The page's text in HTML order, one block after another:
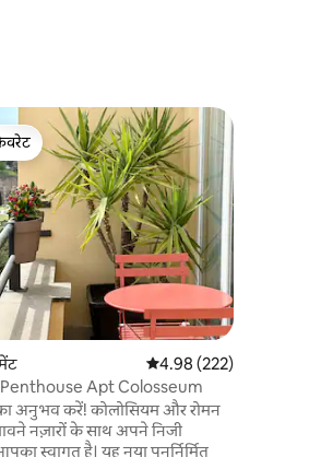
औसत रेटिंग 5 में से 4.98,
4.98 (222)
Apt Colosseum
अनुभव करें! कोलोसियम और रोमन
नज़ारों के साथ अपने निजी
स्वागत है। यह नया पुनर्निर्मित